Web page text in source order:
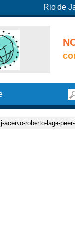
Rio de
acervo-roberto-lage-